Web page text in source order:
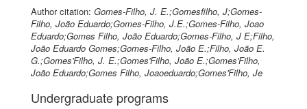
Author citation: Gomes-Filho, J. E.;Gomesfilho, J;Gomes-
Filho, João Eduardo;Gomes-Filho, J.E.;Gomes-Filho, Joao
Eduardo;Gomes Filho, João Eduardo;Gomes-Filho, J E;Filho,
João Eduardo Gomes;Gomes-Filho, João E.;Filho, João E.
G.;Gomes'Filho, J. E.;Gomes'Filho, João E.;Gomes'Filho,
João Eduardo;Gomes Filho, Joaoeduardo;Gomes'Filho, Je
Undergraduate programs